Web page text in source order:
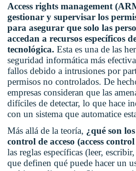
Access rights management
gestionar y supervisar los
para asegurar que solo las
accedan a recursos específicos
tecnológica. Esta es una de las
seguridad informática más
fallos debido a intrusiones por
permisos no controlados. De
empresas consideran que las
difíciles de detectar, lo que hace
con un sistema que automatice
Más allá de la teoría, ¿qué son
control de acceso (access
las reglas específicas (leer,
que definen qué puede hacer un